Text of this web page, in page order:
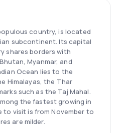
country, is located
subcontinent. Its capital
shares borders with
Myanmar, and
Ocean lies to the
Himalayas, the Thar
such as the Taj Mahal.
the fastest growing in
to visit is from November to
are milder.